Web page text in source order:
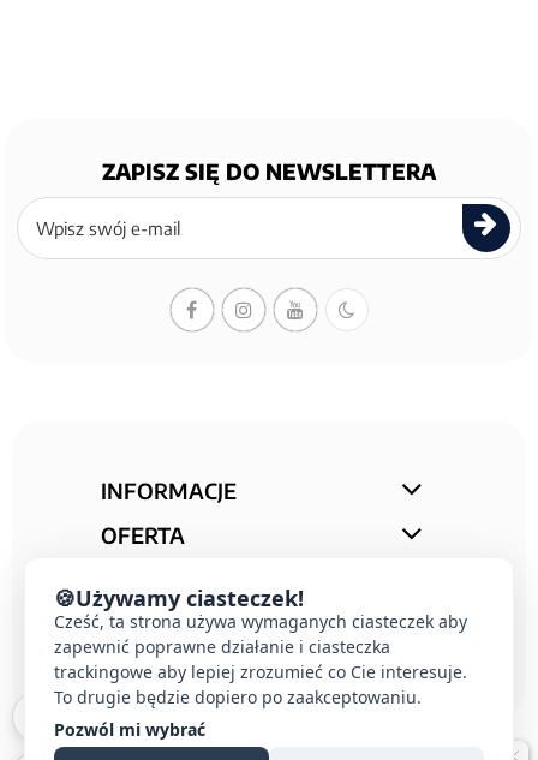
ZAPISZ SIĘ DO NEWSLETTERA
Zapisz
się
newslettera
INFORMACJE
OFERTA
KONTAKT
🍪Używamy ciasteczek!
Cześć, ta strona używa wymaganych ciasteczek aby
zapewnić poprawne działanie i ciasteczka
trackingowe aby lepiej zrozumieć co Cie interesuje.
To drugie będzie dopiero po zaakceptowaniu.
Pozwól mi wybrać